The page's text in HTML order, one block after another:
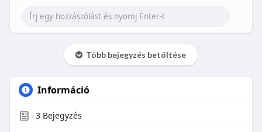
Több bejegyzés betöltése
Információ
3Bejegyzés